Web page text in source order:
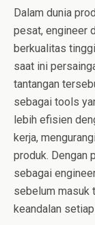
Dalam dunia
pesat, engineer
berkualitas
saat ini
tantangan
sebagai tools
lebih efisien
kerja,
produk. Dengan
sebagai
sebelum masuk
keandalan